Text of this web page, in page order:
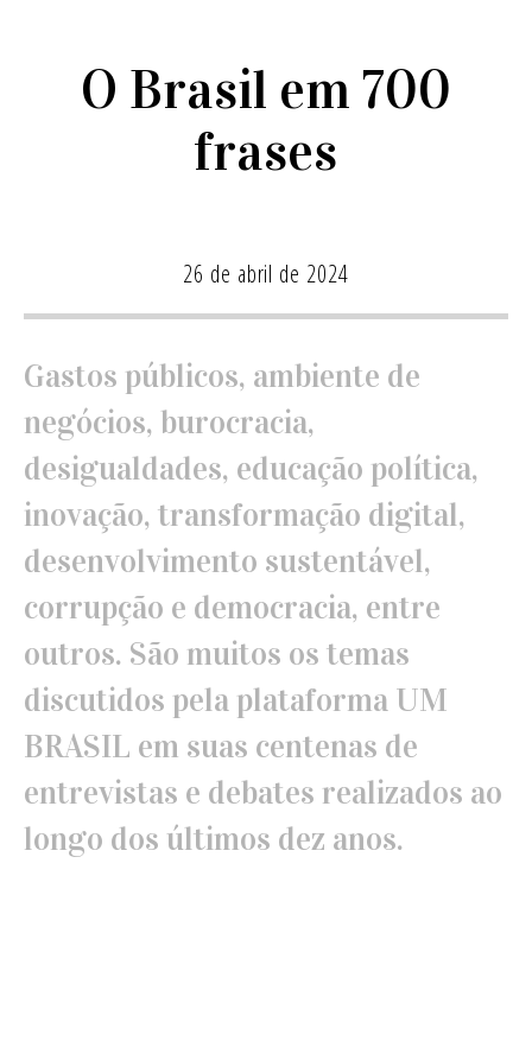
O Brasil em 700
frases
26 de abril de 2024
Gastos públicos, ambiente de
negócios, burocracia,
desigualdades, educação política,
inovação, transformação digital,
desenvolvimento sustentável,
corrupção e democracia, entre
outros. São muitos os temas
discutidos pela plataforma UM
BRASIL em suas centenas de
entrevistas e debates realizados ao
longo dos últimos dez anos.